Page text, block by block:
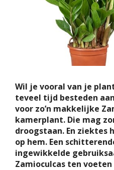
Wil je vooral van je
teveel tijd besteden
voor zo’n makkelijke
kamerplant. Die mag
droogstaan. En ziektes
op hem. Een
ingewikkelde
Zamioculcas ten